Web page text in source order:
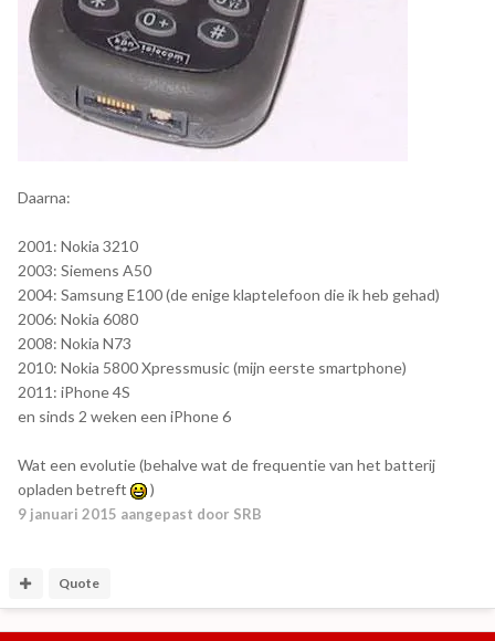
Daarna:
2001: Nokia 3210
2003: Siemens A50
2004: Samsung E100 (de enige klaptelefoon die ik heb gehad)
2006: Nokia 6080
2008: Nokia N73
2010: Nokia 5800 Xpressmusic (mijn eerste smartphone)
2011: iPhone 4S
en sinds 2 weken een iPhone 6
Wat een evolutie (behalve wat de frequentie van het batterij
opladen betreft
)
9 januari 2015 aangepast door SRB
Quote